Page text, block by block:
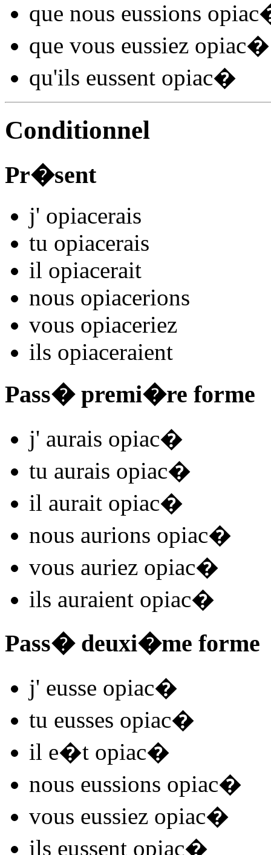
que nous eussions opiac
que vous eussiez opiac�
qu'ils eussent opiac�
Conditionnel
Pr�sent
j' opiacerais
tu opiacerais
il opiacerait
nous opiacerions
vous opiaceriez
ils opiaceraient
Pass� premi�re forme
j' aurais opiac�
tu aurais opiac�
il aurait opiac�
nous aurions opiac�
vous auriez opiac�
ils auraient opiac�
Pass� deuxi�me forme
j' eusse opiac�
tu eusses opiac�
il e�t opiac�
nous eussions opiac�
vous eussiez opiac�
ils eussent opiac�